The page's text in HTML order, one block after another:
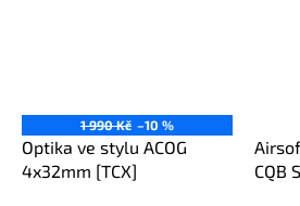
1 990 Kč –10 %
Optika ve stylu ACOG
4x32mm [TCX]
CQB